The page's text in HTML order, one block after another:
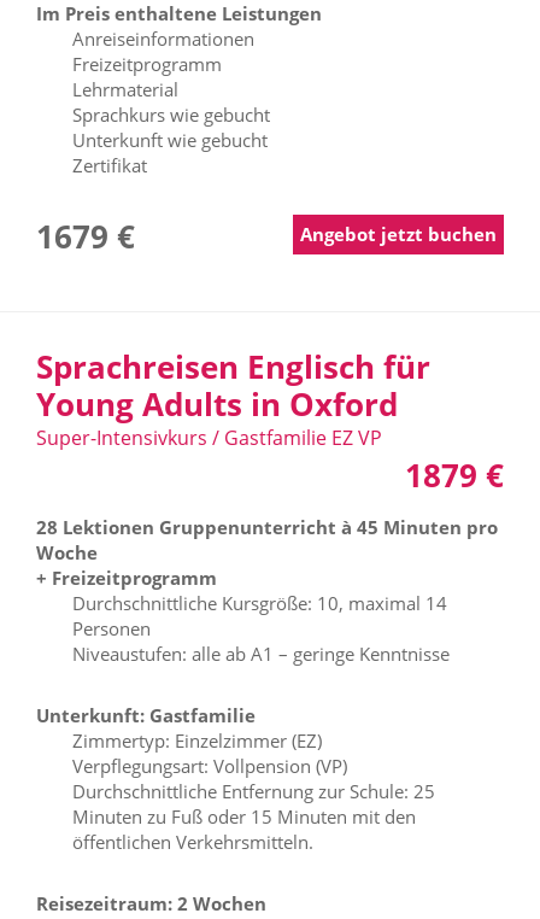
Im Preis enthaltene Leistungen
Anreiseinformationen
Freizeitprogramm
Lehrmaterial
Sprachkurs wie gebucht
Unterkunft wie gebucht
Zertifikat
1679 € Angebot jetzt buchen
Sprachreisen Englisch für
Young Adults in Oxford
Super-Intensivkurs / Gastfamilie EZ VP
1879 €
28 Lektionen Gruppenunterricht à 45 Minuten pro
Woche
+ Freizeitprogramm
Durchschnittliche Kursgröße: 10, maximal 14
Personen
Niveaustufen: alle ab A1 – geringe Kenntnisse
Unterkunft: Gastfamilie
Zimmertyp: Einzelzimmer (EZ)
Verpflegungsart: Vollpension (VP)
Durchschnittliche Entfernung zur Schule: 25
Minuten zu Fuß oder 15 Minuten mit den
öffentlichen Verkehrsmitteln.
Reisezeitraum: 2 Wochen